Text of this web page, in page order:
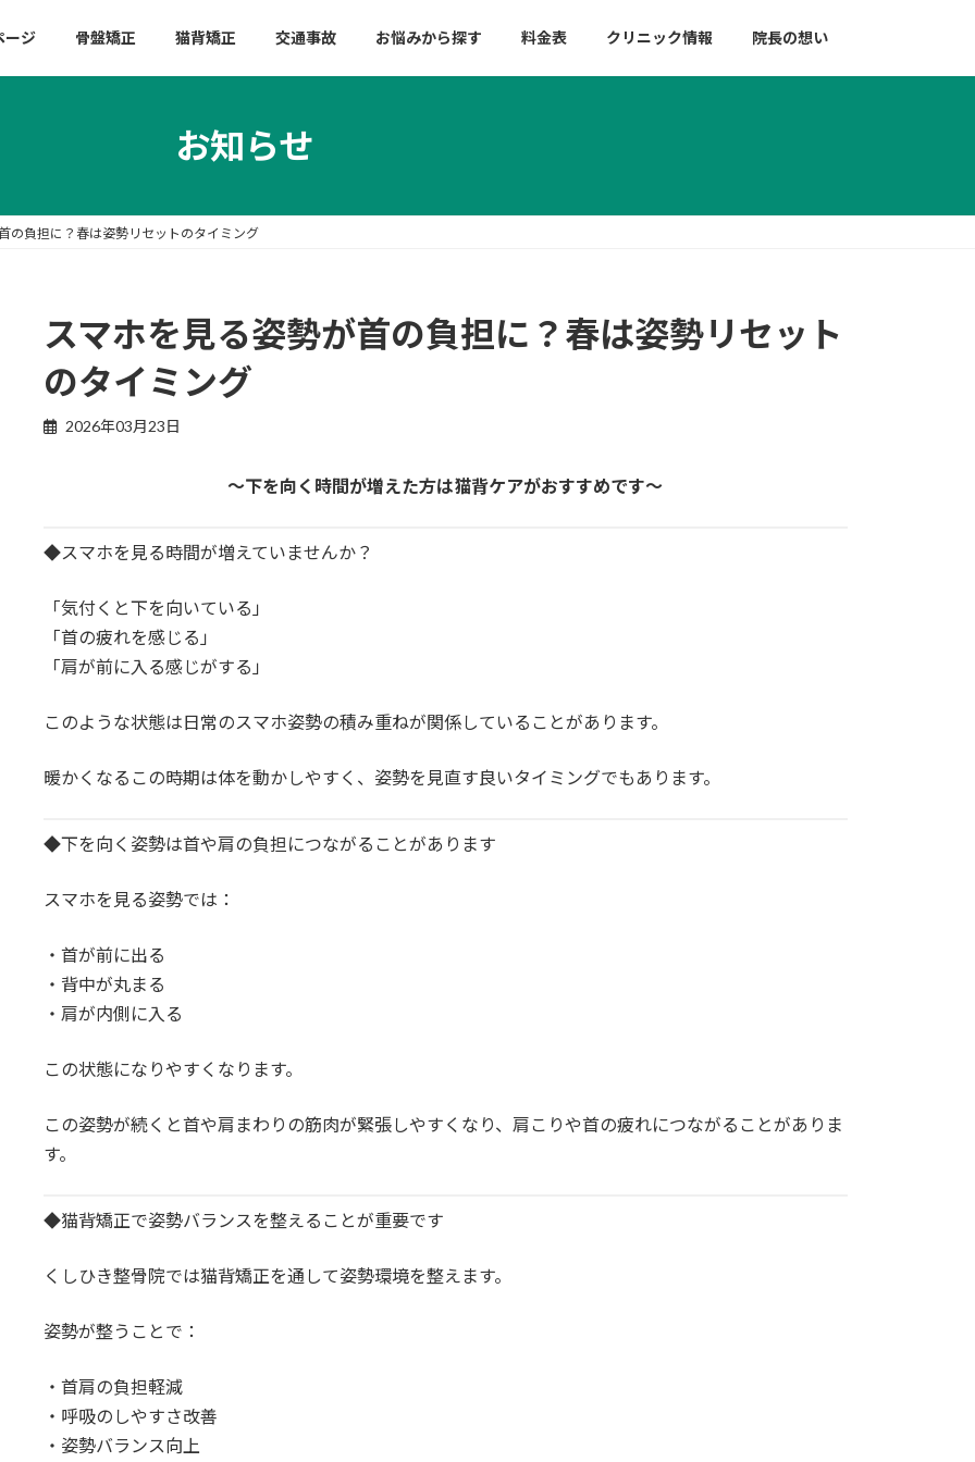
ージ 骨盤矯正 猫背矯正 交通事故 お悩みから探す 料金表 クリニック情報 院長の想い
お知らせ
の負担に？春は姿勢リセットのタイミング
スマホを見る姿勢が首の負担に？春は姿勢リセット
のタイミング
2026年03月23日
～下を向く時間が増えた方は猫背ケアがおすすめです～
◆スマホを見る時間が増えていませんか？
「気付くと下を向いている」
「首の疲れを感じる」
「肩が前に入る感じがする」
このような状態は日常のスマホ姿勢の積み重ねが関係していることがあります。
暖かくなるこの時期は体を動かしやすく、姿勢を見直す良いタイミングでもあります。
◆下を向く姿勢は首や肩の負担につながることがあります
スマホを見る姿勢では：
・首が前に出る
・背中が丸まる
・肩が内側に入る
この状態になりやすくなります。
この姿勢が続くと首や肩まわりの筋肉が緊張しやすくなり、肩こりや首の疲れにつながることがありま
す。
◆猫背矯正で姿勢バランスを整えることが重要です
くしひき整骨院では猫背矯正を通して姿勢環境を整えます。
姿勢が整うことで：
・首肩の負担軽減
・呼吸のしやすさ改善
・姿勢バランス向上